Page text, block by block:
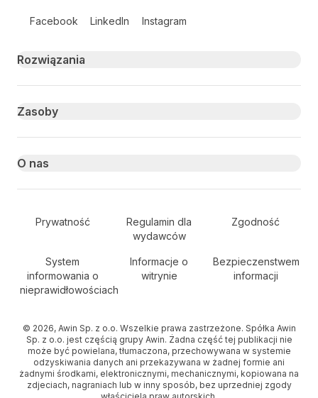
Facebook LinkedIn Instagram
Primary footer navigation
Rozwiązania
Zasoby
O nas
Secondary Footer Navigation
Prywatność
Regulamin dla
wydawców
Zgodność
System
informowania o
nieprawidłowościach
Informacje o
witrynie
Bezpieczenstwem
informacji
© 2026, Awin Sp. z o.o. Wszelkie prawa zastrzeżone. Spółka Awin
Sp. z o.o. jest częścią grupy Awin. Żadna część tej publikacji nie
może być powielana, tłumaczona, przechowywana w systemie
odzyskiwania danych ani przekazywana w żadnej formie ani
żadnymi środkami, elektronicznymi, mechanicznymi, kopiowana na
zdjeciach, nagraniach lub w inny sposób, bez uprzedniej zgody